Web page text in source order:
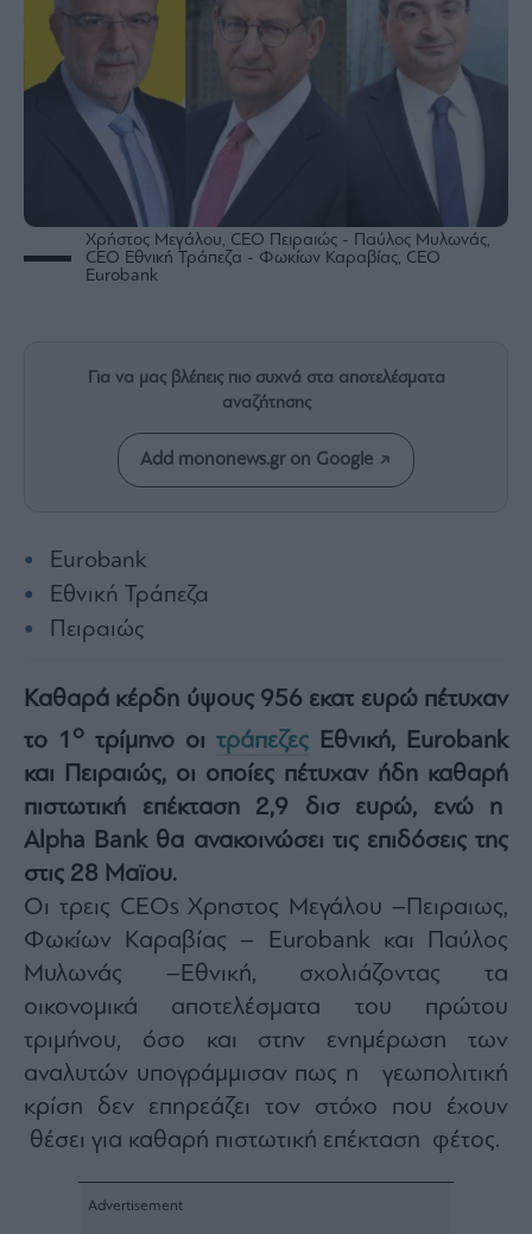
Media
Winners
Losers
Mononews2030
Auto
&
Υγεία
Architecture
&
Design
Fashion
&
Art
Watches
Yachts
For
Two
Μετοχές
Αγορές
Trader's
Χρήστος Μεγάλου, CEO Πειραιώς - Παύλος Μυλωνάς,
CEO Εθνική Τράπεζα - Φωκίων Καραβίας, CEO
Eurobank
Για να μας βλέπεις πιο συχνά στα αποτελέσματα
αναζήτησης
Add mononews.gr on Google
Eurobank
Εθνική Τράπεζα
Πειραιώς
Καθαρά κέρδη ύψους 956 εκατ ευρώ πέτυχαν
το 1 ο τρίμηνο οι τράπεζες Εθνική, Eurobank
και Πειραιώς, οι οποίες πέτυχαν ήδη καθαρή
πιστωτική επέκταση 2,9 δισ ευρώ, ενώ η
Alpha Bank θα ανακοινώσει τις επιδόσεις της
στις 28 Μαϊου.
Οι τρεις CEOs Χρηστος Μεγάλου –Πειραιως,
Φωκίων Καραβίας – Eurobank και Παύλος
Μυλωνάς –Εθνική, σχολιάζοντας τα
οικονομικά αποτελέσματα του πρώτου
τριμήνου, όσο και στην ενημέρωση των
αναλυτών υπογράμμισαν πως η γεωπολιτική
κρίση δεν επηρεάζει τον στόχο που έχουν
θέσει για καθαρή πιστωτική επέκταση φέτος.